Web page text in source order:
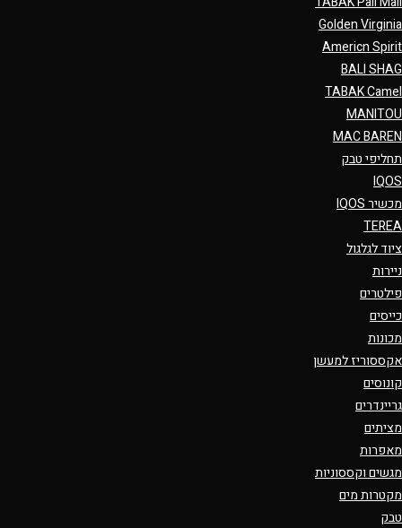
Golden Virginia
Americn Spirit
BALI SHAG
TABAK Camel
MANITOU
MAC BAREN
תחליפי טבק
IQOS
מכשיר IQOS
TEREA
ציוד לגלגול
ניירות
פילטרים
כייסים
מכונות
אקססוריז למעשן
קונוסים
גריינדרים
מציתים
מאפרות
מגשים וקססוניות
מקטרות מים
טבק